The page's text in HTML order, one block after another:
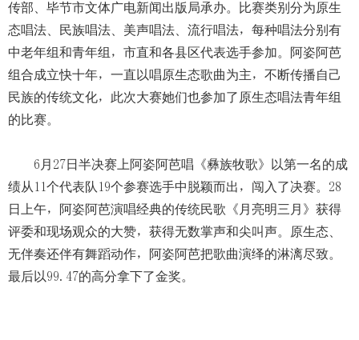
传部、毕节市文体广电新闻出版局承办。比赛类别分为原生
态唱法、民族唱法、美声唱法、流行唱法，每种唱法分别有
中老年组和青年组，市直和各县区代表选手参加。阿姿阿芭
组合成立快十年，一直以唱原生态歌曲为主，不断传播自己
民族的传统文化，此次大赛她们也参加了原生态唱法青年组
的比赛。
6月27日半决赛上阿姿阿芭唱《彝族牧歌》以第一名的成
绩从11个代表队19个参赛选手中脱颖而出，闯入了决赛。28
日上午，阿姿阿芭演唱经典的传统民歌《月亮明三月》获得
评委和现场观众的大赞，获得无数掌声和尖叫声。原生态、
无伴奏还伴有舞蹈动作，阿姿阿芭把歌曲演绎的淋漓尽致。
最后以99.47的高分拿下了金奖。